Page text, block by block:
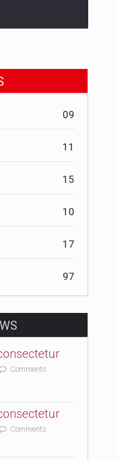
09
11
15
10
17
97
Comments
Comments